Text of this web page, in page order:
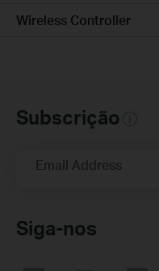
Wireless Controller
Subscrição
Email Address
Siga-nos